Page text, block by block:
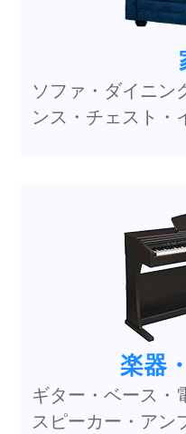
ソファ・ダイニン
ンス・チェスト・
楽器
ギター・ベース・
スピーカー・アン